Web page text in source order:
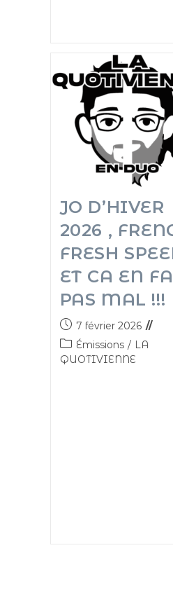
JO D’HIVER
2026 ,
FRESH
ET CA EN
PAS MAL !!!
7 février 2026
Émissions / LA
QUOTIVIENNE